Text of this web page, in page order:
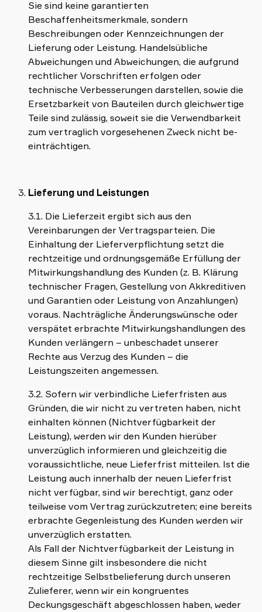
Sie sind keine garantierten
Beschaffenheitsmerkmale, sondern
Beschreibungen oder Kennzeichnungen der
Lieferung oder Leistung. Handelsübliche
Abweichungen und Abweichungen, die aufgrund
rechtlicher Vorschriften erfolgen oder
technische Verbesserungen darstellen, sowie die
Ersetzbarkeit von Bauteilen durch gleichwertige
Teile sind zulässig, soweit sie die Verwendbarkeit
zum vertraglich vorgesehenen Zweck nicht be-
einträchtigen.
Lieferung und Leistungen
3.1. Die Lieferzeit ergibt sich aus den
Vereinbarungen der Vertragsparteien. Die
Einhaltung der Lieferverpflichtung setzt die
rechtzeitige und ordnungsgemäße Erfüllung der
Mitwirkungshandlung des Kunden (z. B. Klärung
technischer Fragen, Gestellung von Akkreditiven
und Garantien oder Leistung von Anzahlungen)
voraus. Nachträgliche Änderungswünsche oder
verspätet erbrachte Mitwirkungshandlungen des
Kunden verlängern – unbeschadet unserer
Rechte aus Verzug des Kunden – die
Leistungszeiten angemessen.
3.2. Sofern wir verbindliche Lieferfristen aus
Gründen, die wir nicht zu vertreten haben, nicht
einhalten können (Nichtverfügbarkeit der
Leistung), werden wir den Kunden hierüber
unverzüglich informieren und gleichzeitig die
voraussichtliche, neue Lieferfrist mitteilen. Ist die
Leistung auch innerhalb der neuen Lieferfrist
nicht verfügbar, sind wir berechtigt, ganz oder
teilweise vom Vertrag zurückzutreten; eine bereits
erbrachte Gegenleistung des Kunden werden wir
unverzüglich erstatten.
Als Fall der Nichtverfügbarkeit der Leistung in
diesem Sinne gilt insbesondere die nicht
rechtzeitige Selbstbelieferung durch unseren
Zulieferer, wenn wir ein kongruentes
Deckungsgeschäft abgeschlossen haben, weder